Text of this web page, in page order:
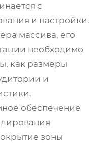
с
и настройки.
массива, его
необходимо
как размеры
и
обеспечение
зоны